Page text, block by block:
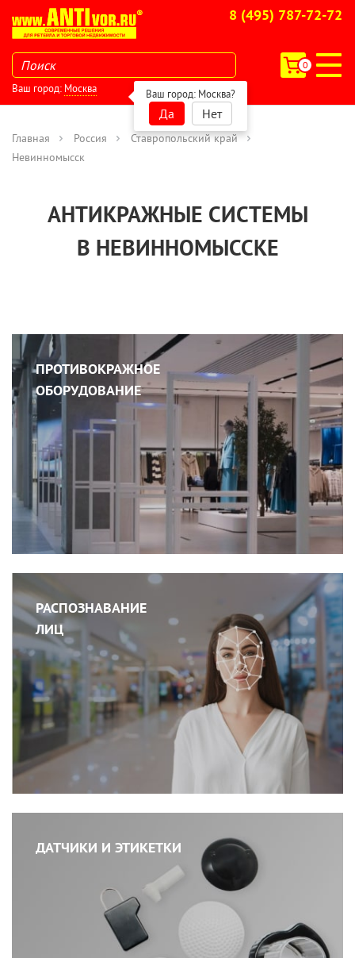
8 (495) 787-72-72
0
Ваш город: Москва Ваш город: Москва?
Да Нет
Главная Россия
Ставропольский край
Невинномысск
АНТИКРАЖНЫЕ СИСТЕМЫ
В НЕВИННОМЫССКЕ
ПРОТИВОКРАЖНОЕ
ОБОРУДОВАНИЕ
РАСПОЗНАВАНИЕ
ЛИЦ
ДАТЧИКИ И ЭТИКЕТКИ